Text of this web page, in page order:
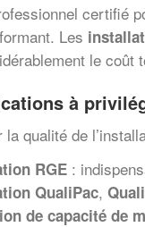
certifié
Les
le coût
à
la qualité de
RGE :
QualiPac,
de capacité de